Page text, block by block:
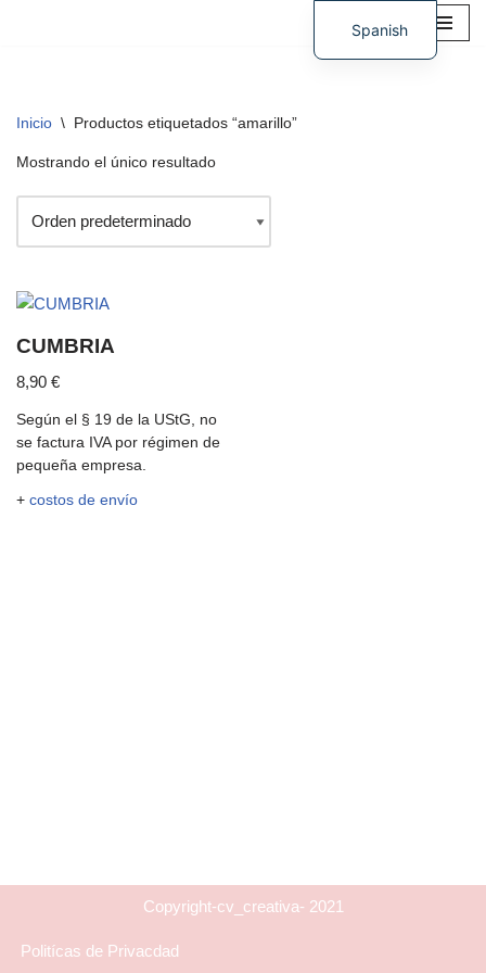
Inicio \ Productos etiquetados “amarillo”
Mostrando el único resultado
CUMBRIA
8,90 €
Según el § 19 de la UStG, no
se factura IVA por régimen de
pequeña empresa.
+ costos de envío
Copyright-cv_creativa- 2021
Politícas de Privacdad
Spanish
German